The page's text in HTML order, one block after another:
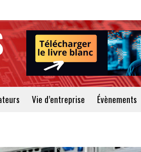
Vie d’entreprise Évènements